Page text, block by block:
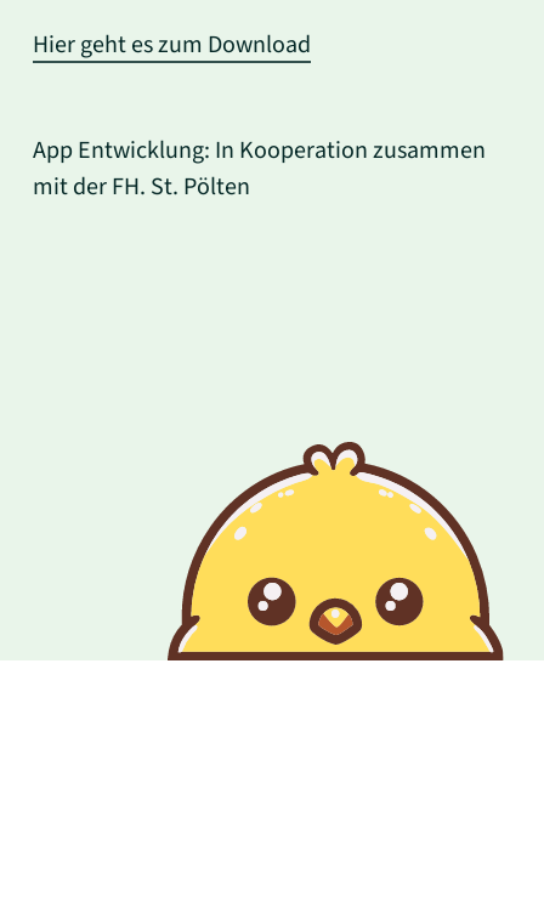
Hier geht es zum Download
App Entwicklung: In Kooperation zusammen
mit der FH. St. Pölten